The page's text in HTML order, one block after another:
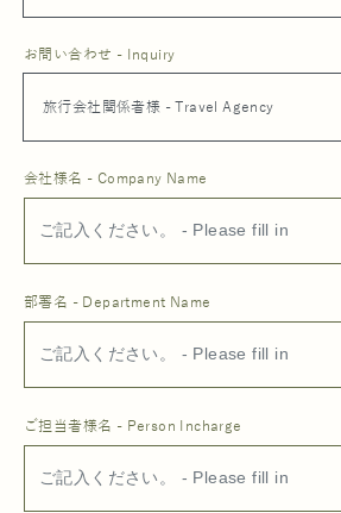
お問い合わせ - Inquiry
会社様名 - Company Name
部署名 - Department Name
ご担当者様名 - Person Incharge